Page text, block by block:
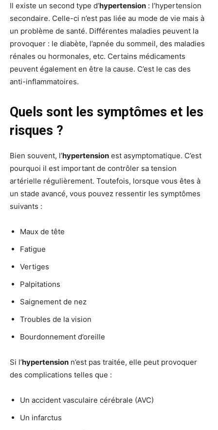
Il existe un second type d’hypertension : l’hypertension
secondaire. Celle-ci n’est pas liée au mode de vie mais à
un problème de santé. Différentes maladies peuvent la
provoquer : le diabète, l’apnée du sommeil, des maladies
rénales ou hormonales, etc. Certains médicaments
peuvent également en être la cause. C’est le cas des
anti-inflammatoires.
Quels sont les symptômes et les
risques ?
Bien souvent, l’hypertension est asymptomatique. C’est
pourquoi il est important de contrôler sa tension
artérielle régulièrement. Toutefois, lorsque vous êtes à
un stade avancé, vous pouvez ressentir les symptômes
suivants :
Maux de tête
Fatigue
Vertiges
Palpitations
Saignement de nez
Troubles de la vision
Bourdonnement d’oreille
Si l’hypertension n’est pas traitée, elle peut provoquer
des complications telles que :
Un accident vasculaire cérébrale (AVC)
Un infarctus